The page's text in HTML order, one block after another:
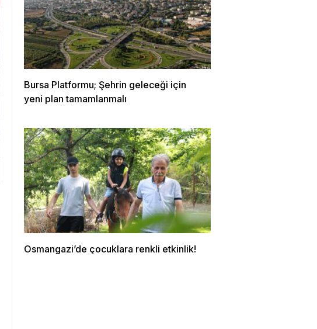
Bursa Platformu; Şehrin geleceği için
yeni plan tamamlanmalı
Osmangazi’de çocuklara renkli etkinlik!